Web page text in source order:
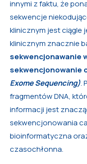
innymi z faktu, że
sekwencje
klinicznym jest ciągle
klinicznym znacznie
sekwencjonawanie
sekwencjonowanie
Exome Sequencing).
fragmentów DNA,
informacji jest
sekwencjonowania
bioinformatyczna
czasochłonna.